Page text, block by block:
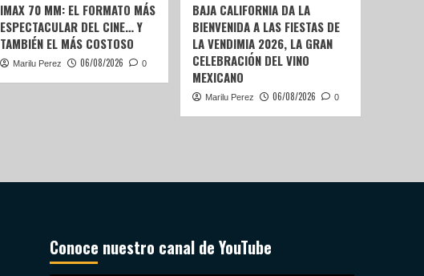
IMAX 70 MM: EL FORMATO MÁS
ESPECTACULAR DEL CINE… Y
TAMBIÉN EL MÁS COSTOSO
Marilu Perez 06/08/2026 0
BAJA CALIFORNIA DA LA
BIENVENIDA A LAS FIESTAS DE
LA VENDIMIA 2026, LA GRAN
CELEBRACIÓN DEL VINO
MEXICANO
Marilu Perez 06/08/2026 0
Conoce nuestro canal de YouTube